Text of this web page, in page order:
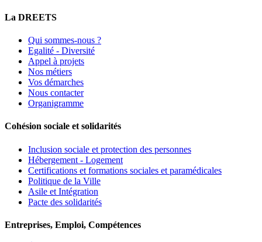
La DREETS
Qui sommes-nous ?
Egalité - Diversité
Appel à projets
Nos métiers
Vos démarches
Nous contacter
Organigramme
Cohésion sociale et solidarités
Inclusion sociale et protection des personnes
Hébergement - Logement
Certifications et formations sociales et paramédicales
Politique de la Ville
Asile et Intégration
Pacte des solidarités
Entreprises, Emploi, Compétences